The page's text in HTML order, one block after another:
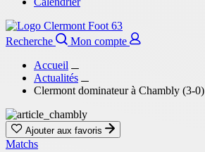
Recherche
Mon compte
Accueil
Actualités
Clermont dominateur à Chambly (3-0)
Ajouter aux favoris
Matchs